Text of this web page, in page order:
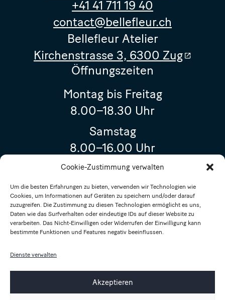
Cookie-Zustimmung verwalten
Um die besten Erfahrungen zu bieten, verwenden wir Technologien wie
Cookies, um Informationen auf Geräten zu speichern und/oder darauf
zuzugreifen. Die Zustimmung zu diesen Technologien ermöglicht es uns,
Daten wie das Surfverhalten oder eindeutige IDs auf dieser Website zu
verarbeiten. Das Nicht-Einwilligen oder Widerrufen der Einwilligung kann
bestimmte Funktionen und Features negativ beeinflussen.
Dienste verwalten
Akzeptieren
+41 41 711 19 40
contact@bellefleur.ch
Bellefleur Atelier
Kirchenstrasse 3, 6300 Zug
Öffnungszeiten
Montag bis Freitag
8.00–18.30 Uhr
Samstag
8.00–16.00 Uhr
Geschlossen
15. August 2026 (Maria Himmelfahrt)
Sonderöffnungszeiten
8. August 2026
(Sommeröffnungszeiten)
14. August 2026
8.00–17.00 Uhr